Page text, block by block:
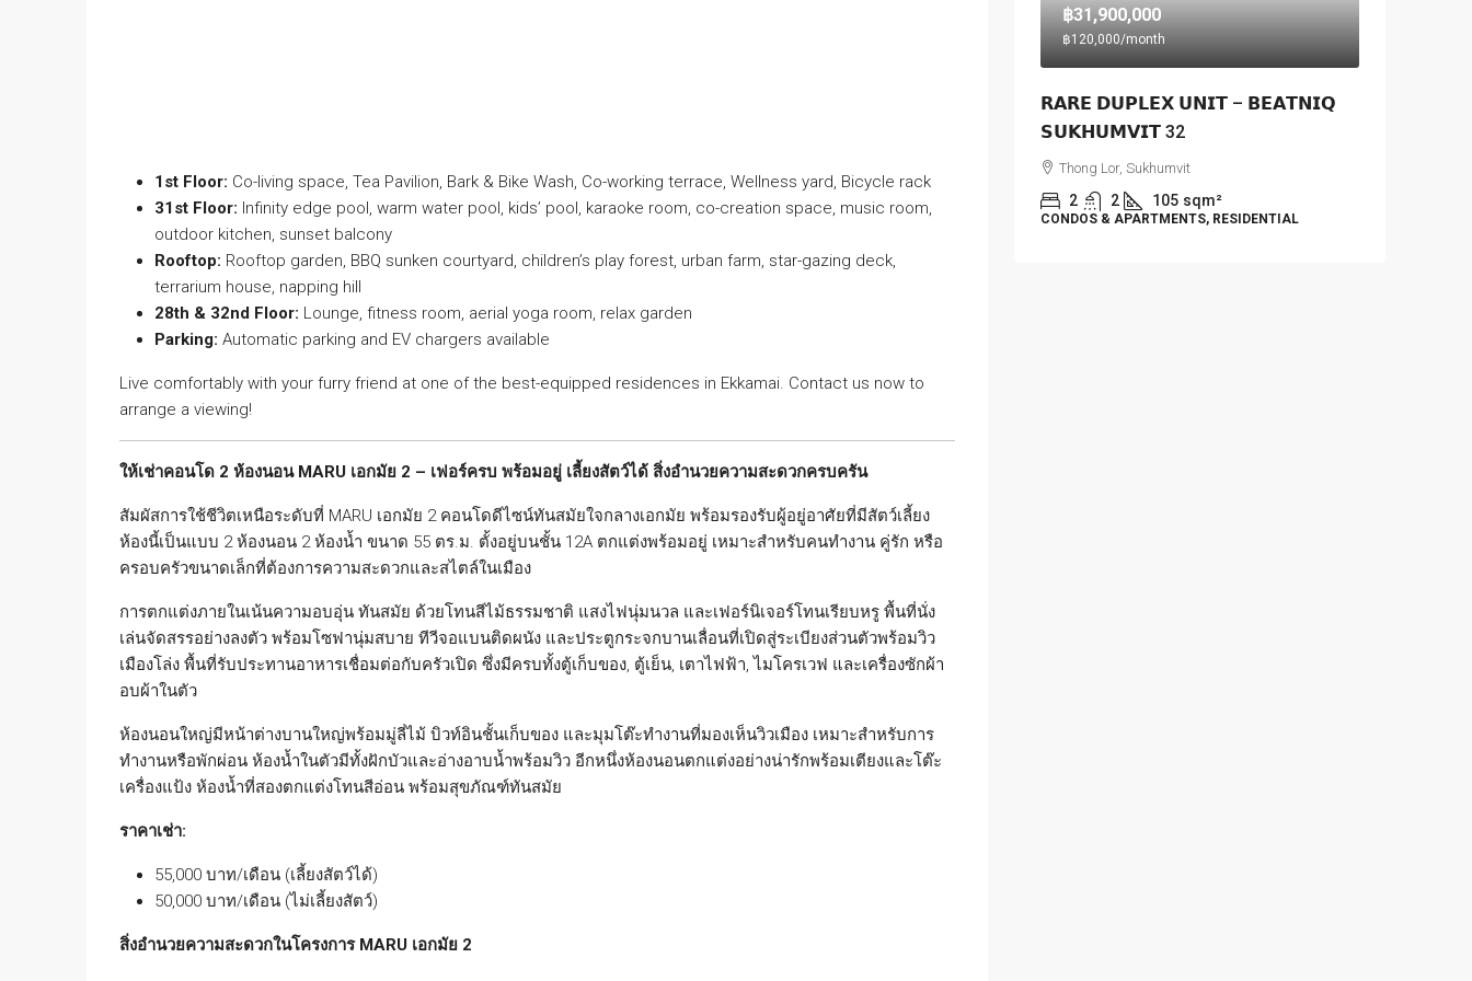
1st Floor: Co-living space, Tea Pavilion, Bark & Bike Wash, Co-working terrace, Wellness yard, Bicycle rack
31st Floor: Infinity edge pool, warm water pool, kids’ pool, karaoke room, co-creation space, music room,
outdoor kitchen, sunset balcony
Rooftop: Rooftop garden, BBQ sunken courtyard, children’s play forest, urban farm, star-gazing deck,
terrarium house, napping hill
28th & 32nd Floor: Lounge, fitness room, aerial yoga room, relax garden
Parking: Automatic parking and EV chargers available
Live comfortably with your furry friend at one of the best-equipped residences in Ekkamai. Contact us now to
arrange a viewing!
ให้เช่าคอนโด 2 ห้องนอน MARU เอกมัย 2 – เฟอร์ครบ พร้อมอยู่ เลี้ยงสัตว์ได้ สิ่งอำนวยความสะดวกครบครัน
สัมผัสการใช้ชีวิตเหนือระดับที่ MARU เอกมัย 2 คอนโดดีไซน์ทันสมัยใจกลางเอกมัย พร้อมรองรับผู้อยู่อาศัยที่มีสัตว์เลี้ยง
ห้องนี้เป็นแบบ 2 ห้องนอน 2 ห้องน้ำ ขนาด 55 ตร.ม. ตั้งอยู่บนชั้น 12A ตกแต่งพร้อมอยู่ เหมาะสำหรับคนทำงาน คู่รัก หรือ
ครอบครัวขนาดเล็กที่ต้องการความสะดวกและสไตล์ในเมือง
การตกแต่งภายในเน้นความอบอุ่น ทันสมัย ด้วยโทนสีไม้ธรรมชาติ แสงไฟนุ่มนวล และเฟอร์นิเจอร์โทนเรียบหรู พื้นที่นั่ง
เล่นจัดสรรอย่างลงตัว พร้อมโซฟานุ่มสบาย ทีวีจอแบนติดผนัง และประตูกระจกบานเลื่อนที่เปิดสู่ระเบียงส่วนตัวพร้อมวิว
เมืองโล่ง พื้นที่รับประทานอาหารเชื่อมต่อกับครัวเปิด ซึ่งมีครบทั้งตู้เก็บของ, ตู้เย็น, เตาไฟฟ้า, ไมโครเวฟ และเครื่องซักผ้า
อบผ้าในตัว
ห้องนอนใหญ่มีหน้าต่างบานใหญ่พร้อมมู่ลี่ไม้ บิวท์อินชั้นเก็บของ และมุมโต๊ะทำงานที่มองเห็นวิวเมือง เหมาะสำหรับการ
ทำงานหรือพักผ่อน ห้องน้ำในตัวมีทั้งฝักบัวและอ่างอาบน้ำพร้อมวิว อีกหนึ่งห้องนอนตกแต่งอย่างน่ารักพร้อมเตียงและโต๊ะ
เครื่องแป้ง ห้องน้ำที่สองตกแต่งโทนสีอ่อน พร้อมสุขภัณฑ์ทันสมัย
ราคาเช่า:
55,000 บาท/เดือน (เลี้ยงสัตว์ได้)
50,000 บาท/เดือน (ไม่เลี้ยงสัตว์)
สิ่งอำนวยความสะดวกในโครงการ MARU เอกมัย 2
฿31,900,000
฿120,000/month
𝗥𝗔𝗥𝗘 𝗗𝗨𝗣𝗟𝗘𝗫 𝗨𝗡𝗜𝗧 – 𝗕𝗘𝗔𝗧𝗡𝗜𝗤
𝗦𝗨𝗞𝗛𝗨𝗠𝗩𝗜𝗧 32
Thong Lor, Sukhumvit
2 2 105 sqm²
CONDOS & APARTMENTS, RESIDENTIAL